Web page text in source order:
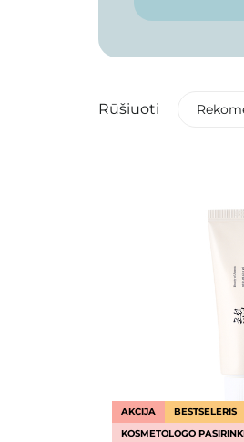
Rūšiuoti
AKCIJA
BESTSELERIS
KOSMETOLOGO